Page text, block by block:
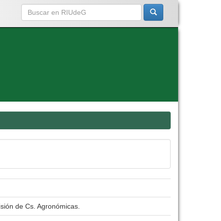
de Cs. Agronómicas.